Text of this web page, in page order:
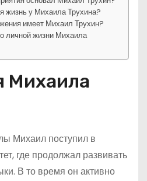
жизнь у Михаила Трухина?
имеет Михаил Трухин?
личной жизни Михаила
Михаила
Михаил поступил в
где продолжал развивать
В то время он активно